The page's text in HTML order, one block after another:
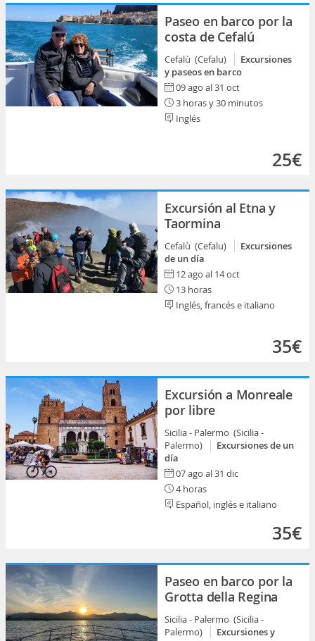
Paseo en barco por la
costa de Cefalú
Cefalù (Cefalu)
Excursiones
y paseos en barco
09 ago al 31 oct
3 horas y 30 minutos
Inglés
25€
Excursión al Etna y
Taormina
Cefalù (Cefalu)
Excursiones
de un día
12 ago al 14 oct
13 horas
Inglés, francés e italiano
35€
Excursión a Monreale
por libre
Sicilia - Palermo (Sicilia -
Palermo)
Excursiones de un
día
07 ago al 31 dic
4 horas
Español, inglés e italiano
35€
Paseo en barco por la
Grotta della Regina
Sicilia - Palermo (Sicilia -
Palermo)
Excursiones y